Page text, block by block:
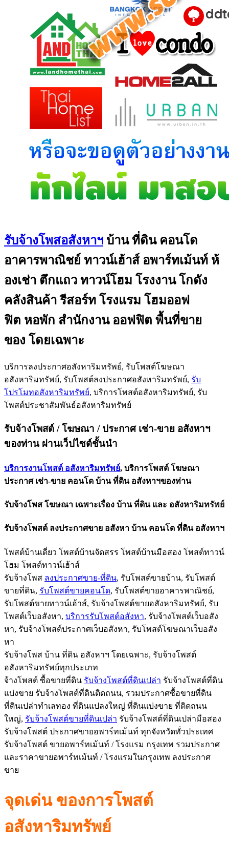
รับจ้างโพสอสังหาฯ บ้าน ที่ดิน คอนโด
อาคารพาณิชย์ ทาวน์เฮ้าส์ อพาร์ทเม้นท์ ห้
องเช่า ตึกแถว ทาวน์โฮม โรงงาน โกดัง
คลังสินค้า รีสอร์ท โรงแรม โฮมออฟ
ฟิต หอพัก สำนักงาน ออฟฟิต พื้นที่ขาย
ของ โดยเฉพาะ
บริการลงประกาศอสังหาริมทรัพย์, รับโพสต์โฆษณา
อสังหาริมทรัพย์, รับโพสต์ลงประกาศอสังหาริมทรัพย์, รับ
โปรโมทอสังหาริมทรัพย์, บริการโพสต์อสังหาริมทรัพย์, รับ
โพสต์ประชาสัมพันธ์อสังหาริมทรัพย์
รับจ้างโพสต์ / โฆษณา / ประกาศ เช่า-ขาย อสังหาฯ
ของท่าน ผ่านเว็ปไซต์ชั้นนำ
บริการงานโพสต์ อสังหาริมทรัพย์, บริการโพสต์ โฆษณา
ประกาศ เช่า-ขาย คอนโด บ้าน ที่ดิน อสังหาฯของท่าน
รับจ้างโพส โฆษณา เฉพาะเรื่อง บ้าน ที่ดิน และ อสังหาริมทรัพย์
รับจ้างโพสต์ ลงประกาศขาย อสังหา บ้าน คอนโด ที่ดิน อสังหาฯ
โพสต์บ้านเดี่ยว โพสต์บ้านจัดสรร โพสต์บ้านมือสอง โพสต์ทาวน์
โฮม โพสต์ทาวน์เฮ้าส์
รับจ้างโพส ลงประกาศขาย-ที่ดิน, รับโพสต์ขายบ้าน, รับโพสต์
ขายที่ดิน, รับโพสต์ขายคอนโด, รับโพสต์ขายอาคารพาณิชย์,
รับโพสต์ขายทาวน์เฮ้าส์, รับจ้างโพสต์ขายอสังหาริมทรัพย์, รับ
โพสต์เว็บอสังหา, บริการรับโพสต์อสังหา, รับจ้างโพสต์เว็บอสัง
หา, รับจ้างโพสต์ประกาศเว็บอสังหา, รับโพสต์โฆษณาเว็บอสัง
หา
รับจ้างโพส บ้าน ที่ดิน อสังหาฯ โดยเฉพาะ, รับจ้างโพสต์
อสังหาริมทรัพย์ทุกประเภท
จ้างโพสต์ ซื้อขายที่ดิน รับจ้างโพสต์ที่ดินเปล่า รับจ้างโพสต์ที่ดิน
แบ่งขาย รับจ้างโพสต์ที่ดินติดถนน, รวมประกาศซื้อขายที่ดิน
ที่ดินเปล่าทำเลทอง ที่ดินแปลงใหญ่ ที่ดินแบ่งขาย ที่ติดถนน
ใหญ่, รับจ้างโพสต์ขายที่ดินเปล่า รับจ้างโพสต์ที่ดินเปล่ามือสอง
รับจ้างโพสต์ ประกาศขายอพาร์ทเม้นท์ ทุกจังหวัดทั่วประเทศ
รับจ้างโพสต์ ขายอพาร์ทเม้นท์ / โรงแรม กรุงเทพ รวมประกาศ
และราคาขายอพาร์ทเม้นท์ / โรงแรมในกรุงเทพ ลงประกาศ
ขาย
จุดเด่น ของการโพสต์
อสังหาริมทรัพย์